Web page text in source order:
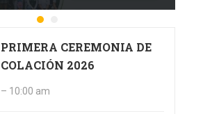
PRIMERA CEREMONIA DE
COLACIÓN 2026
– 10:00 am